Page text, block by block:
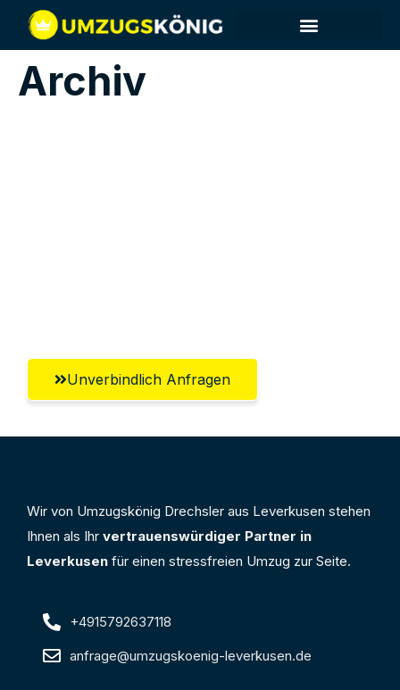
Archiv
Unverbindlich Anfragen
Wir von Umzugskönig Drechsler aus Leverkusen stehen
Ihnen als Ihr vertrauenswürdiger Partner in
Leverkusen für einen stressfreien Umzug zur Seite.
+4915792637118
anfrage@umzugskoenig-leverkusen.de